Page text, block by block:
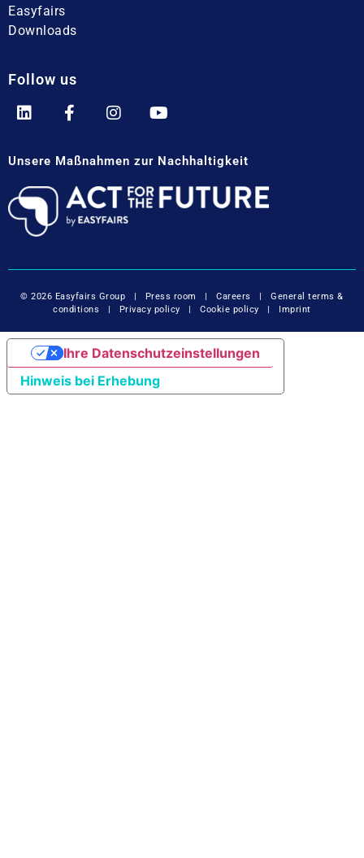
Easyfairs
Downloads
Follow us
Unsere Maßnahmen zur Nachhaltigkeit
© 2026 Easyfairs Group | Press room |Careers |General terms &
conditions | Privacy policy |Cookie policy | Imprint
Hinweis bei Erhebung
Ihre Datenschutzeinstellungen